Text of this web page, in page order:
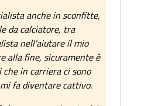
anche in sconfitte,
da calciatore, tra
nell'aiutare il mio
alla fine, sicuramente è
in carriera ci sono
fa diventare cattivo.